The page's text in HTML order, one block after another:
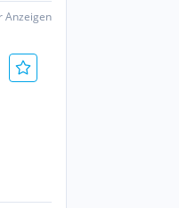
Anzeigen